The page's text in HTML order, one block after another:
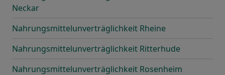
Neckar
Nahrungsmittelunverträglichkeit Rheine
Nahrungsmittelunverträglichkeit Ritterhude
Nahrungsmittelunverträglichkeit Rosenheim